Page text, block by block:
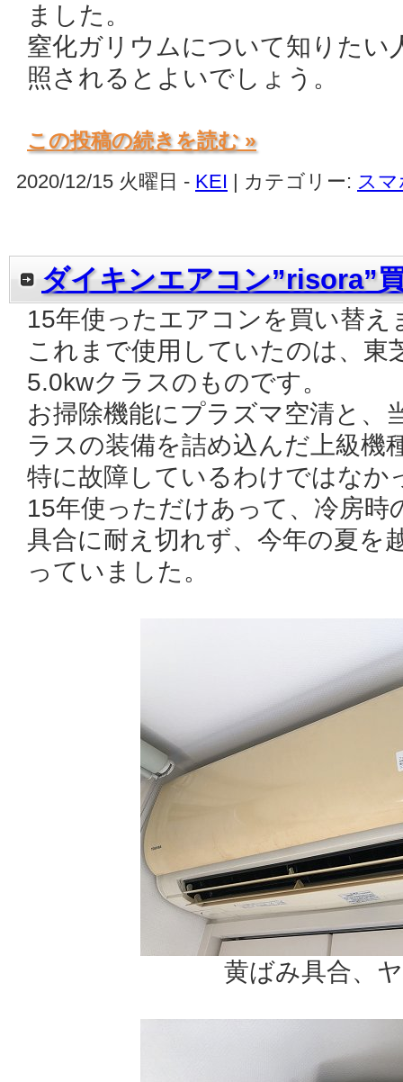
ました。
窒化ガリウムについて知りたい
照されるとよいでしょう。
この投稿の続きを読む »
2020/12/15 火曜日 - KEI | カテゴリー: ス
ダイキンエアコン”risora”
15年使ったエアコンを買い替え
これまで使用していたのは、東
5.0kwクラスのものです。
お掃除機能にプラズマ空清と、
ラスの装備を詰め込んだ上級機
特に故障しているわけではなか
15年使っただけあって、冷房
具合に耐え切れず、今年の夏を
っていました。
黄ばみ具合、